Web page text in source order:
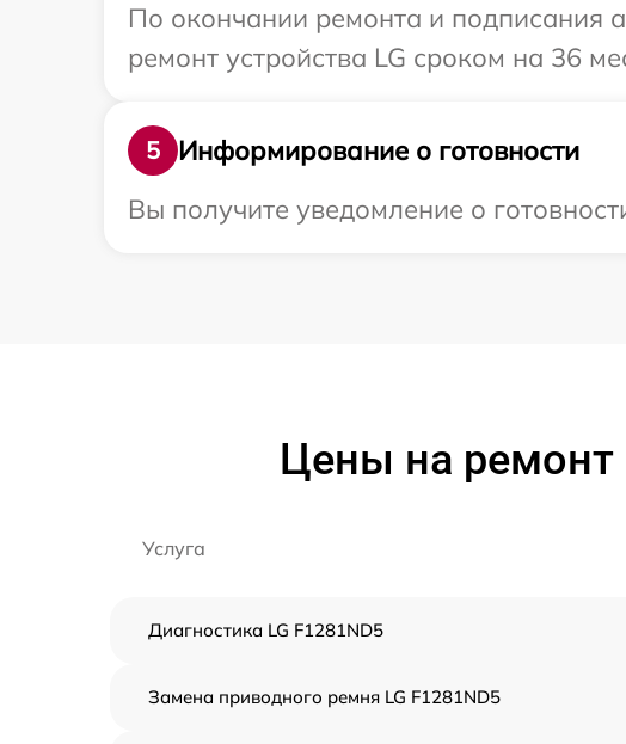
По окончании ремонта и подписания
ремонт устройства LG сроком на 36
5
Информирование о готовности
Вы получите уведомление о
Цены на ремонт
Услуга
Диагностика LG F1281ND5
Замена приводного ремня LG F1281ND5